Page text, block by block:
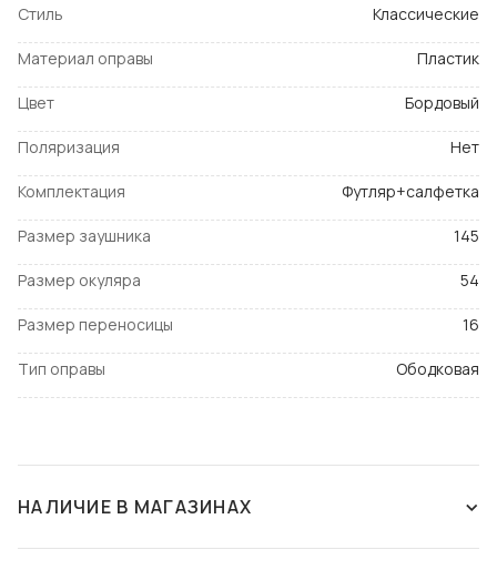
Стиль Классические
Материал оправы Пластик
Цвет Бордовый
Поляризация Нет
Комплектация Футляр+салфетка
Размер заушника 145
Размер окуляра 54
Размер переносицы 16
Тип оправы Ободковая
НАЛИЧИЕ В МАГАЗИНАХ